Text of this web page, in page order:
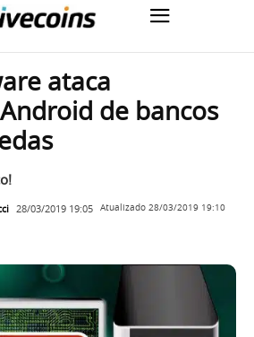
ataca
de bancos
28/03/2019 19:05 Atualizado 28/03/2019 19:10